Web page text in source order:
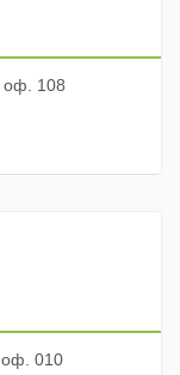
оф. 108
оф. 010